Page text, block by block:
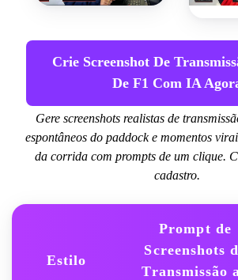
Crie Screenshot De
De F1 Com IA
Gere screenshots realistas de
espontâneos do paddock e momentos
da corrida com prompts de um clique.
cadastro.
Estilo
Prompt de
Screenshots
Transmissão